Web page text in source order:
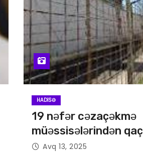
HADISƏ
19 nəfər cəzaçəkmə
müəssisələrindən
Avq 13, 2025